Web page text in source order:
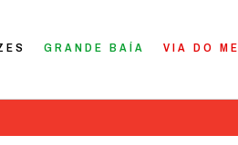
GRANDE BAÍA VIA DO